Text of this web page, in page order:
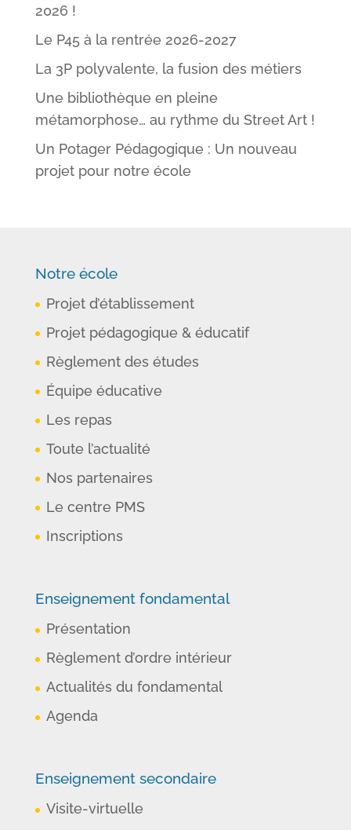
2026 !
Le P45 à la rentrée 2026-2027
La 3P polyvalente, la fusion des métiers
Une bibliothèque en pleine
métamorphose… au rythme du Street Art !
Un Potager Pédagogique : Un nouveau
projet pour notre école
Notre école
Projet d’établissement
Projet pédagogique & éducatif
Règlement des études
Équipe éducative
Les repas
Toute l’actualité
Nos partenaires
Le centre PMS
Inscriptions
Enseignement fondamental
Présentation
Règlement d’ordre intérieur
Actualités du fondamental
Agenda
Enseignement secondaire
Visite-virtuelle